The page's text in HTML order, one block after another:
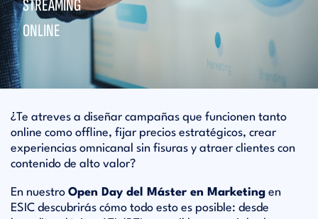
STREAMING
ONLINE
¿Te atreves a diseñar campañas que funcionen tanto
online como offline, fijar precios estratégicos, crear
experiencias omnicanal sin fisuras y atraer clientes con
contenido de alto valor?
En nuestro Open Day del Máster en Marketing en
ESIC descubrirás cómo todo esto es posible: desde